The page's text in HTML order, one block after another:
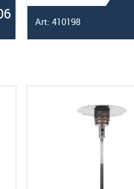
Art: 410198